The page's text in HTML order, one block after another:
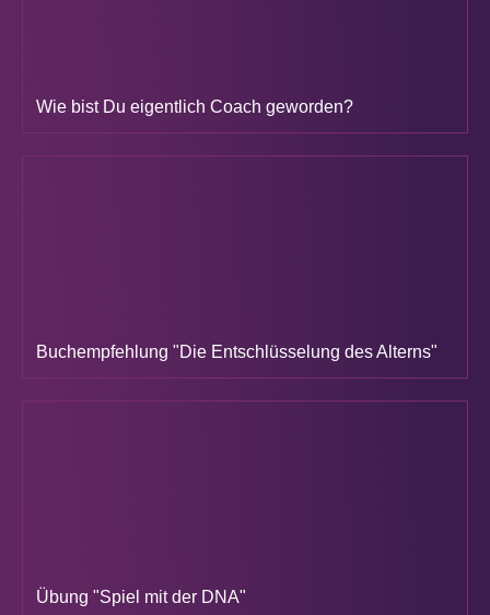
Wie bist Du eigentlich Coach geworden?
Buchempfehlung "Die Entschlüsselung des Alterns"
Übung "Spiel mit der DNA"